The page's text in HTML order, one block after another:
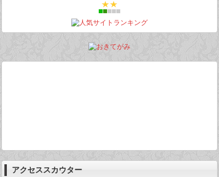
アクセススカウター